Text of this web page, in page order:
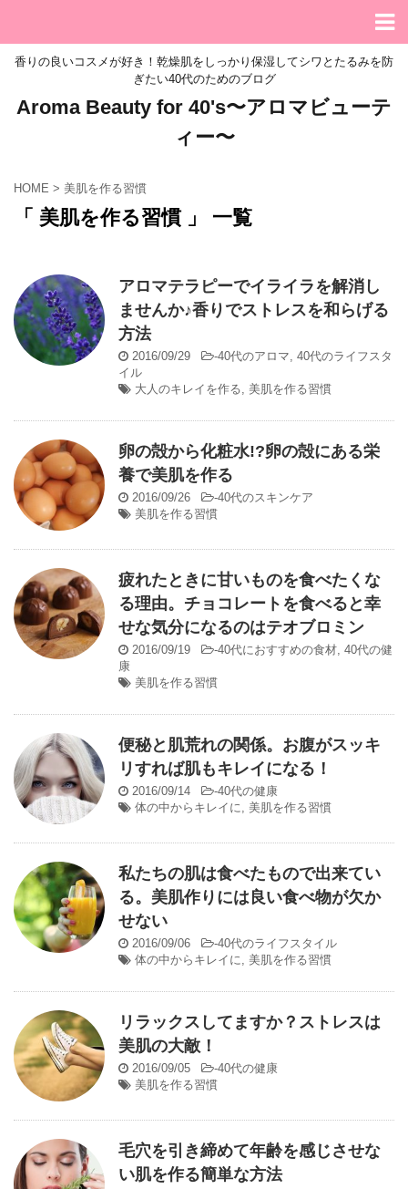
香りの良いコスメが好き！乾燥肌をしっかり保湿してシワとたるみを防
ぎたい40代のためのブログ
Aroma Beauty for 40's〜アロマビューテ
ィー〜
HOME > 美肌を作る習慣
「 美肌を作る習慣 」 一覧
アロマテラピーでイライラを解消し
ませんか♪香りでストレスを和らげる
方法
2016/09/29 -40代のアロマ, 40代のライフスタ
イル
大人のキレイを作る, 美肌を作る習慣
卵の殻から化粧水!?卵の殻にある栄
養で美肌を作る
2016/09/26 -40代のスキンケア
美肌を作る習慣
疲れたときに甘いものを食べたくな
る理由。チョコレートを食べると幸
せな気分になるのはテオブロミン
2016/09/19 -40代におすすめの食材, 40代の健
康
美肌を作る習慣
便秘と肌荒れの関係。お腹がスッキ
リすれば肌もキレイになる！
2016/09/14 -40代の健康
体の中からキレイに, 美肌を作る習慣
私たちの肌は食べたもので出来てい
る。美肌作りには良い食べ物が欠か
せない
2016/09/06 -40代のライフスタイル
体の中からキレイに, 美肌を作る習慣
リラックスしてますか？ストレスは
美肌の大敵！
2016/09/05 -40代の健康
美肌を作る習慣
毛穴を引き締めて年齢を感じさせな
い肌を作る簡単な方法